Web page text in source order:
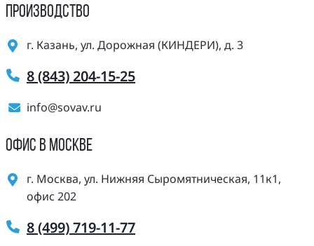
ПРОИЗВОДСТВО
г. Казань, ул. Дорожная (КИНДЕРИ), д. 3
8 (843) 204-15-25
info@sovav.ru
ОФИС В МОСКВЕ
г. Москва, ул. Нижняя Сыромятническая, 11к1,
офис 202
8 (499) 719-11-77